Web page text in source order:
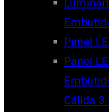
Panel
Panel
Cálida